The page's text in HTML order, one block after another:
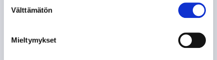
valinta
Välttämätön
Mieltymykset